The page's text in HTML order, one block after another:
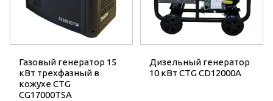
Газовый генератор 15
кВт трехфазный в
кожухе CTG
CG17000TSA
Дизельный генератор
10 кВт CTG CD12000A